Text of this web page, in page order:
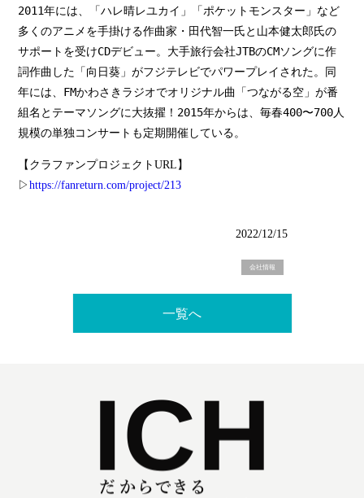
2011年には、「ハレ晴レユカイ」「ポケットモンスター」など
多くのアニメを手掛ける作曲家・田代智一氏と山本健太郎氏の
サポートを受けCDデビュー。大手旅行会社JTBのCMソングに作
詞作曲した「向日葵」がフジテレビでパワープレイされた。同
年には、FMかわさきラジオでオリジナル曲「つながる空」が番
組名とテーマソングに大抜擢！2015年からは、毎春400〜700人
規模の単独コンサートも定期開催している。
【クラファンプロジェクトURL】
▷https://fanreturn.com/project/213
2022/12/15
会社情報
一覧へ